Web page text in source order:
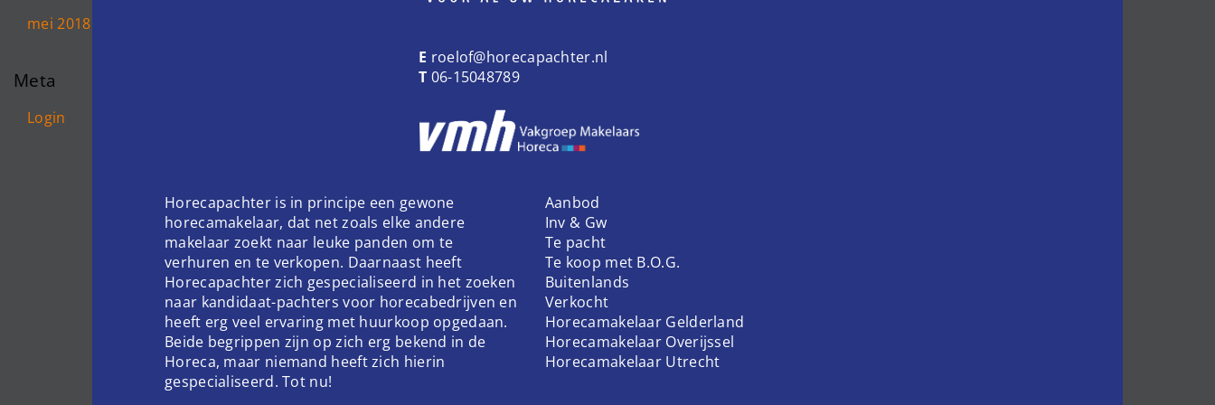
mei 2018
Meta
Login
E roelof@horecapachter.nl
T 06-15048789
Horecapachter is in principe een gewone
horecamakelaar, dat net zoals elke andere
makelaar zoekt naar leuke panden om te
verhuren en te verkopen. Daarnaast heeft
Horecapachter zich gespecialiseerd in het zoeken
naar kandidaat-pachters voor horecabedrijven en
heeft erg veel ervaring met huurkoop opgedaan.
Beide begrippen zijn op zich erg bekend in de
Horeca, maar niemand heeft zich hierin
gespecialiseerd. Tot nu!
Aanbod
Inv & Gw
Te pacht
Te koop met B.O.G.
Buitenlands
Verkocht
Horecamakelaar Gelderland
Horecamakelaar Overijssel
Horecamakelaar Utrecht